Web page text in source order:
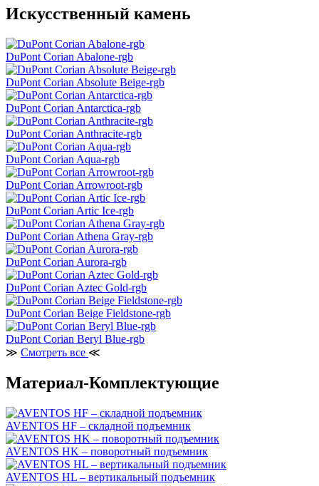
Искусственный камень
DuPont Corian Abalone-rgb
DuPont Corian Absolute Beige-rgb
DuPont Corian Antarctica-rgb
DuPont Corian Anthracite-rgb
DuPont Corian Aqua-rgb
DuPont Corian Arrowroot-rgb
DuPont Corian Artic Ice-rgb
DuPont Corian Athena Gray-rgb
DuPont Corian Aurora-rgb
DuPont Corian Aztec Gold-rgb
DuPont Corian Beige Fieldstone-rgb
DuPont Corian Beryl Blue-rgb
≫ Смотреть все ≪
Материал-Комплектующие
AVENTOS HF – складной подъемник
AVENTOS HK – поворотный подъемник
AVENTOS HL – вертикальный подъемник